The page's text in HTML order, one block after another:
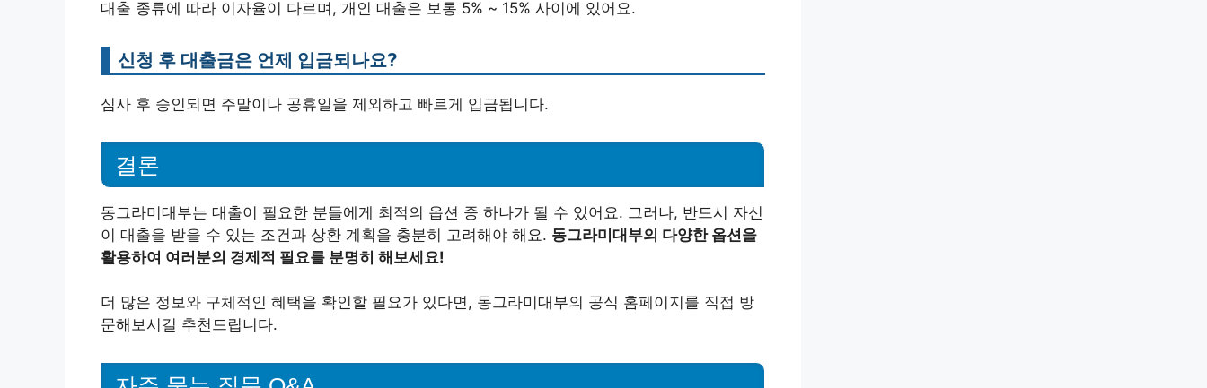
대출 종류에 따라 이자율이 다르며, 개인 대출은 보통 5% ~ 15% 사이에 있어요.
신청 후 대출금은 언제 입금되나요?
심사 후 승인되면 주말이나 공휴일을 제외하고 빠르게 입금됩니다.
결론
동그라미대부는 대출이 필요한 분들에게 최적의 옵션 중 하나가 될 수 있어요. 그러나, 반드시 자신
이 대출을 받을 수 있는 조건과 상환 계획을 충분히 고려해야 해요. 동그라미대부의 다양한 옵션을
활용하여 여러분의 경제적 필요를 분명히 해보세요!
더 많은 정보와 구체적인 혜택을 확인할 필요가 있다면, 동그라미대부의 공식 홈페이지를 직접 방
문해보시길 추천드립니다.